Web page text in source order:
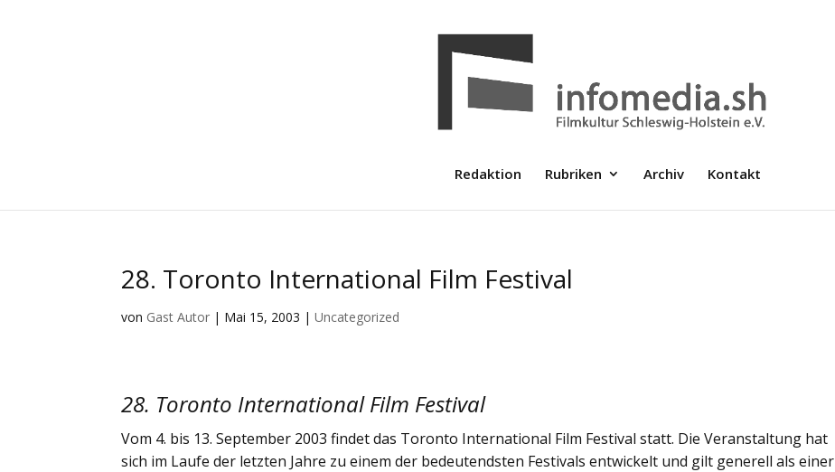
Redaktion Rubriken Archiv Kontakt
28. Toronto International Film Festival
von Gast Autor | Mai 15, 2003 |Uncategorized
28. Toronto International Film Festival
Vom 4. bis 13. September 2003 findet das Toronto International Film Festival statt. Die Veranstaltung hat
sich im Laufe der letzten Jahre zu einem der bedeutendsten Festivals entwickelt und gilt generell als einer